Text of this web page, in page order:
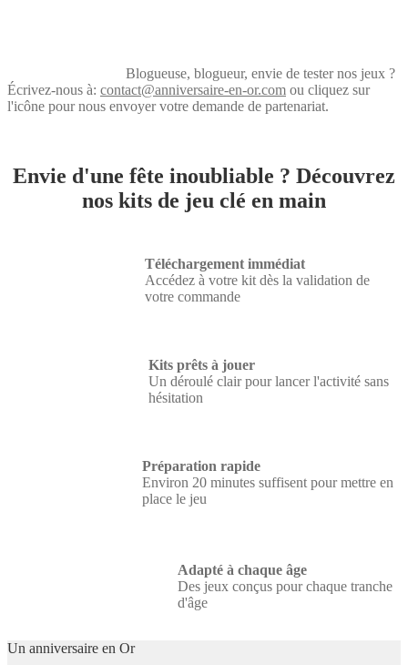
Blogueuse, blogueur, envie de tester nos jeux ?
Écrivez-nous à: contact@anniversaire-en-or.com ou cliquez sur
l'icône pour nous envoyer votre demande de partenariat.
Envie d'une fête inoubliable ? Découvrez
nos kits de jeu clé en main
Téléchargement immédiat
Accédez à votre kit dès la validation de
votre commande
Kits prêts à jouer
Un déroulé clair pour lancer l'activité sans
hésitation
Préparation rapide
Environ 20 minutes suffisent pour mettre en
place le jeu
Adapté à chaque âge
Des jeux conçus pour chaque tranche
d'âge
Un anniversaire en Or